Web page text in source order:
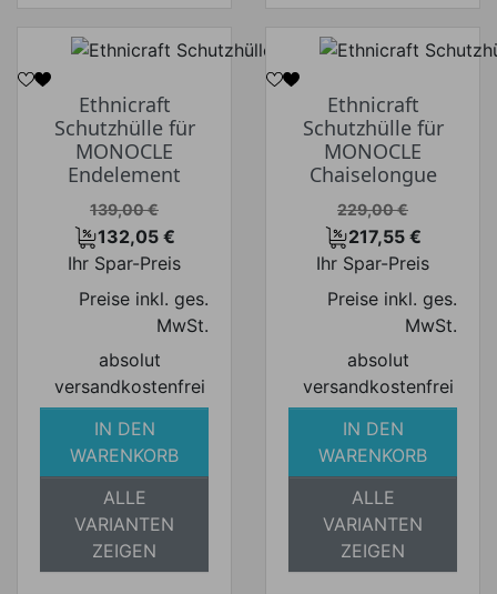
Ethnicraft
Schutzhülle für
MONOCLE
Endelement
Verkaufspreis
139,00 €
Preis
132,05 €
Ihr Spar-Preis
Preise inkl. ges.
MwSt.
absolut
versandkostenfrei
IN DEN
WARENKORB
ALLE
VARIANTEN
ZEIGEN
Ethnicraft
Schutzhülle für
MONOCLE
Chaiselongue
Verkaufspreis
229,00 €
Preis
217,55 €
Ihr Spar-Preis
Preise inkl. ges.
MwSt.
absolut
versandkostenfrei
IN DEN
WARENKORB
ALLE
VARIANTEN
ZEIGEN